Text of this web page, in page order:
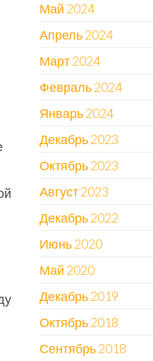
Май 2024
Апрель 2024
Март 2024
Февраль 2024
Январь 2024
Декабрь 2023
Октябрь 2023
Август 2023
Декабрь 2022
Июнь 2020
Май 2020
Декабрь 2019
Октябрь 2018
Сентябрь 2018